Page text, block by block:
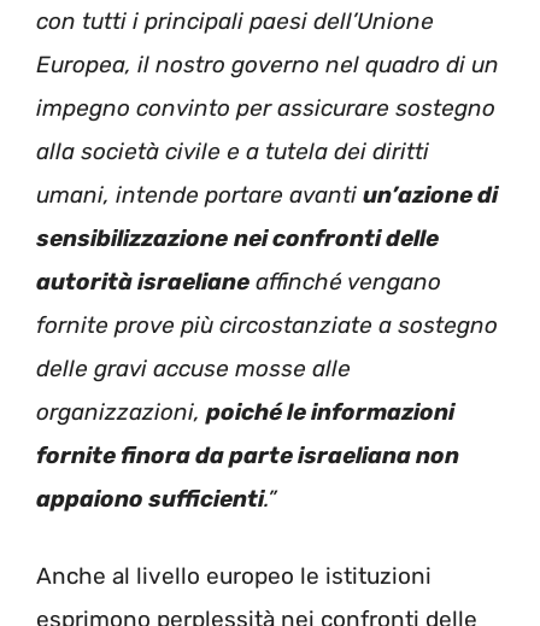
con tutti i principali paesi dell’Unione
Europea, il nostro governo nel quadro di un
impegno convinto per assicurare sostegno
alla società civile e a tutela dei diritti
umani, intende portare avanti un’azione di
sensibilizzazione nei confronti delle
autorità israeliane affinché vengano
fornite prove più circostanziate a sostegno
delle gravi accuse mosse alle
organizzazioni, poiché le informazioni
fornite finora da parte israeliana non
appaiono sufficienti.”
Anche al livello europeo le istituzioni
esprimono perplessità nei confronti delle